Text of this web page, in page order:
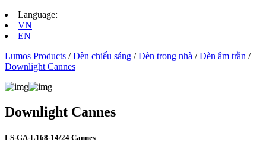
Language:
VN
EN
Lumos Products /Đèn chiếu sáng /Đèn trong nhà /Đèn âm trần /
Downlight Cannes
Downlight Cannes
LS-GA-L168-14/24 Cannes